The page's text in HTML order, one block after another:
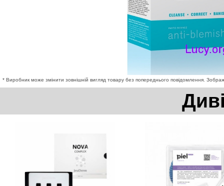
* Виробник може змінити зовнішній вигляд товару без попереднього повідомлення.